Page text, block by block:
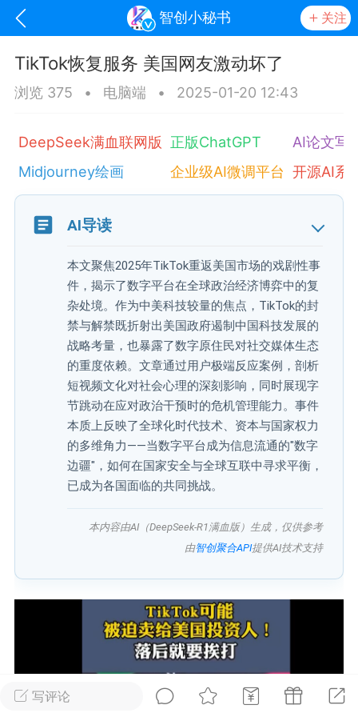
智创小秘书 关注
电脑端 智狐AI工作台
中英翻译
事想用上客户端...
#智狐AI工作台
30
龙坤智创合作品牌
者怎么接入Claude Opus 5 ？智创聚合
Opus 5 已在 Claude、Claude
API，以及 Amazon Web
、Google Cloud 和 Microsoft Foundry
Max 的新默认模型，并成为
可选择的最强模型。
注接入效率、调用成本和企业报销流程
写评论
TikTok恢复服务 美国网友激动坏了
浏览 375 • 电脑端 • 2025-01-20 12:43
DeepSeek满血联网版
Midjourney绘画
正版ChatGPT
企业级AI微调平台
AI论文写
开源AI系
AI导读
本文聚焦2025年TikTok重返美国市场的戏剧性事
件，揭示了数字平台在全球政治经济博弈中的复
杂处境。作为中美科技较量的焦点，TikTok的封
禁与解禁既折射出美国政府遏制中国科技发展的
战略考量，也暴露了数字原住民对社交媒体生态
的重度依赖。文章通过用户极端反应案例，剖析
短视频文化对社会心理的深刻影响，同时展现字
节跳动在应对政治干预时的危机管理能力。事件
本质上反映了全球化时代技术、资本与国家权力
的多维角力——当数字平台成为信息流通的"数字
边疆"，如何在国家安全与全球互联中寻求平衡，
已成为各国面临的共同挑战。
本内容由AI（DeepSeek-R1满血版）生成，仅供参考
由智创聚合API提供AI技术支持